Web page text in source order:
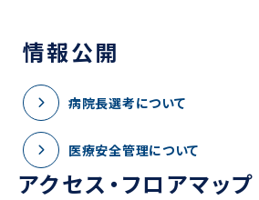
情報公開
病院長選考について
医療安全管理について
アクセス・フロアマップ